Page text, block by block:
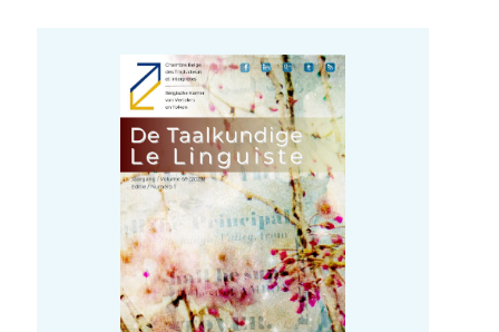
De Taalkundige – Le
Linguiste 2023-2
Mehr erfahren